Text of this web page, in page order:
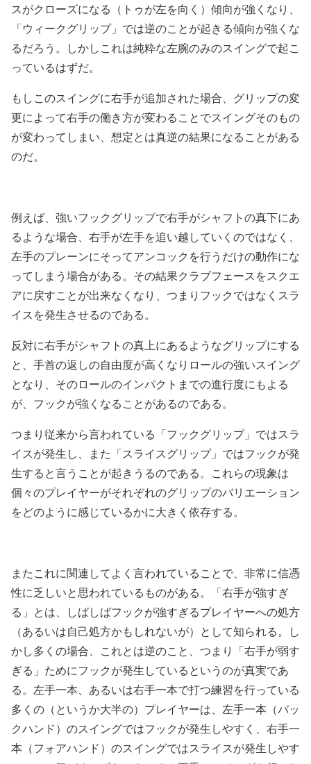
スがクローズになる（トゥが左を向く）傾向が強くなり、
「ウィークグリップ」では逆のことが起きる傾向が強くな
るだろう。しかしこれは純粋な左腕のみのスイングで起こ
っているはずだ。
もしこのスイングに右手が追加された場合、グリップの変
更によって右手の働き方が変わることでスイングそのもの
が変わってしまい、想定とは真逆の結果になることがある
のだ。
例えば、強いフックグリップで右手がシャフトの真下にあ
るような場合、右手が左手を追い越していくのではなく、
左手のプレーンにそってアンコックを行うだけの動作にな
ってしまう場合がある。その結果クラブフェースをスクエ
アに戻すことが出来なくなり、つまりフックではなくスラ
イスを発生させるのである。
反対に右手がシャフトの真上にあるようなグリップにする
と、手首の返しの自由度が高くなりロールの強いスイング
となり、そのロールのインパクトまでの進行度にもよる
が、フックが強くなることがあるのである。
つまり従来から言われている「フックグリップ」ではスラ
イスが発生し、また「スライスグリップ」ではフックが発
生すると言うことが起きうるのである。これらの現象は
個々のプレイヤーがそれぞれのグリップのバリエーション
をどのように感じているかに大きく依存する。
またこれに関連してよく言われていることで、非常に信憑
性に乏しいと思われているものがある。「右手が強すぎ
る」とは、しばしばフックが強すぎるプレイヤーへの処方
（あるいは自己処方かもしれないが）として知られる。し
かし多くの場合、これとは逆のこと、つまり「右手が弱す
ぎる」ためにフックが発生しているというのが真実であ
る。左手一本、あるいは右手一本で打つ練習を行っている
多くの（というか大半の）プレイヤーは、左手一本（バッ
クハンド）のスイングではフックが発生しやすく、右手一
本（フォアハンド）のスイングではスライスが発生しやす